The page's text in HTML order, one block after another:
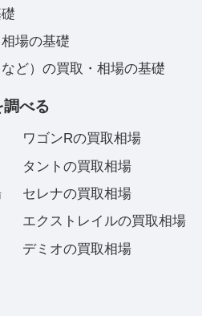
場の基礎
ど）の買取・相場の基礎
調べる
ワゴンRの買取相場
タントの買取相場
セレナの買取相場
エクストレイルの買取相場
デミオの買取相場